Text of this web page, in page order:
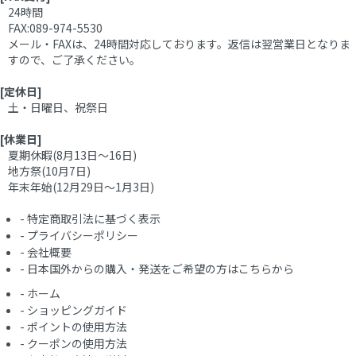
24時間
FAX:089-974-5530
メール・FAXは、24時間対応しております。返信は翌営業日となりま
すので、ご了承ください。
[定休日]
土・日曜日、祝祭日
[休業日]
夏期休暇(8月13日～16日)
地方祭(10月7日)
年末年始(12月29日～1月3日)
- 特定商取引法に基づく表示
- プライバシーポリシー
- 会社概要
- 日本国外からの購入・発送をご希望の方はこちらから
- ホーム
- ショッピングガイド
- ポイントの使用方法
- クーポンの使用方法